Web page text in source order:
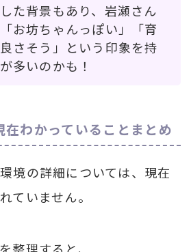
た背景もあり、岩瀬さん
お坊ちゃんっぽい」「育
さそう」という印象を持
多いのかも！
在わかっていることまとめ
境の詳細については、現在
ていません。
整理すると、